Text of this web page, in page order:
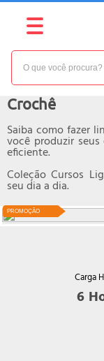
PROMOÇÃO
Carga
6
NÍVEL: BÁSICO
Crochê
Saiba como fazer
você produzir
eficiente.
Coleção Cursos
seu dia a dia.